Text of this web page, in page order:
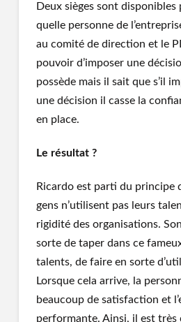
Deux sièges sont disponibles
quelle personne de
au comité de direction et le
pouvoir d’imposer une
possède mais il sait que s’il
une décision il casse la
en place.
Le résultat ?
Ricardo est parti du principe
gens n’utilisent pas leurs
rigidité des organisations.
sorte de taper dans ce
talents, de faire en sorte
Lorsque cela arrive, la
beaucoup de satisfaction et
performante. Ainsi, il est très